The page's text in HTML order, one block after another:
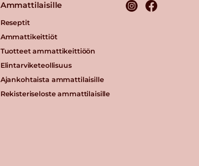
Ammattilaisille
Reseptit
Ammattikeittiöt
Tuotteet ammattikeittiöön
Elintarviketeollisuus
Ajankohtaista ammattilaisille
Rekisteriseloste ammattilaisille